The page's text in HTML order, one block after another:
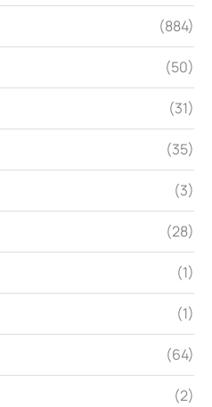
(884)
(50)
(31)
(35)
(3)
(28)
(1)
(1)
(64)
(2)